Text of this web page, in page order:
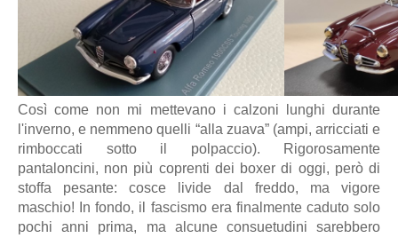
Così come non mi mettevano i calzoni lunghi durante
l'inverno, e nemmeno quelli “alla zuava” (ampi, arricciati e
rimboccati sotto il polpaccio). Rigorosamente
pantaloncini, non più coprenti dei boxer di oggi, però di
stoffa pesante: cosce livide dal freddo, ma vigore
maschio! In fondo, il fascismo era finalmente caduto solo
pochi anni prima, ma alcune consuetudini sarebbero